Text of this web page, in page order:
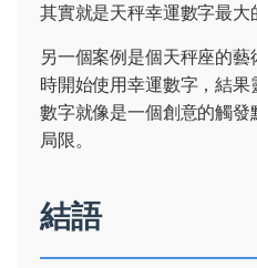
其實就是天秤幸運數字最大
另一個案例是個天秤座的
時開始使用幸運數字，結
數字就像是一個創意的觸
局限。
結語